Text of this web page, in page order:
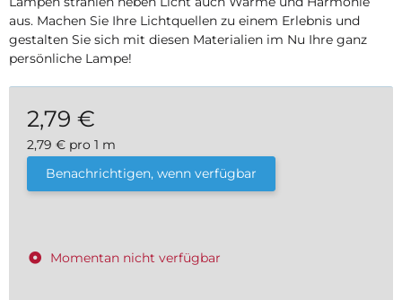
aus. Machen Sie Ihre Lichtquellen zu einem Erlebnis und
gestalten Sie sich mit diesen Materialien im Nu Ihre ganz
persönliche Lampe!
2,79 €
2,79 € pro 1 m
inkl. 19% USt. , zzgl.
Benachrichtigen, wenn verfügbar
Momentan nicht verfügbar